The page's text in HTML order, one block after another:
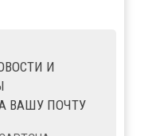
И
ВАШУ ПОЧТУ